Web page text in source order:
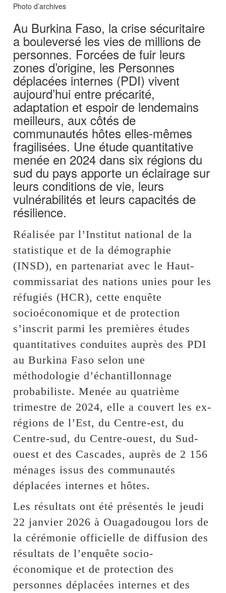
Photo d’archives
Au Burkina Faso, la crise sécuritaire
a bouleversé les vies de millions de
personnes. Forcées de fuir leurs
zones d’origine, les Personnes
déplacées internes (PDI) vivent
aujourd’hui entre précarité,
adaptation et espoir de lendemains
meilleurs, aux côtés de
communautés hôtes elles-mêmes
fragilisées. Une étude quantitative
menée en 2024 dans six régions du
sud du pays apporte un éclairage sur
leurs conditions de vie, leurs
vulnérabilités et leurs capacités de
résilience.
Réalisée par l’Institut national de la
statistique et de la démographie
(INSD), en partenariat avec le Haut-
commissariat des nations unies pour les
réfugiés (HCR), cette enquête
socioéconomique et de protection
s’inscrit parmi les premières études
quantitatives conduites auprès des PDI
au Burkina Faso selon une
méthodologie d’échantillonnage
probabiliste. Menée au quatrième
trimestre de 2024, elle a couvert les ex-
régions de l’Est, du Centre-est, du
Centre-sud, du Centre-ouest, du Sud-
ouest et des Cascades, auprès de 2 156
ménages issus des communautés
déplacées internes et hôtes.
Les résultats ont été présentés le jeudi
22 janvier 2026 à Ouagadougou lors de
la cérémonie officielle de diffusion des
résultats de l’enquête socio-
économique et de protection des
personnes déplacées internes et des